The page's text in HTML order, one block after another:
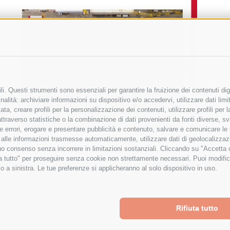
Questi strumenti sono essenziali per garantire la fruizione dei contenuti
archiviare informazioni su dispositivo e/o accedervi, utilizzare dati
creare profili per la personalizzazione dei contenuti, utilizzare profili
statistiche o la combinazione di dati provenienti da fonti diverse,
erogare e presentare pubblicità e contenuto, salvare e comunicare
informazioni trasmesse automaticamente, utilizzare dati di
consenso senza incorrere in limitazioni sostanziali. Cliccando su
per proseguire senza cookie non strettamente necessari. Puoi
a sinistra. Le tue preferenze si applicheranno al solo dispositivo in uso.
Rifiuta tutto